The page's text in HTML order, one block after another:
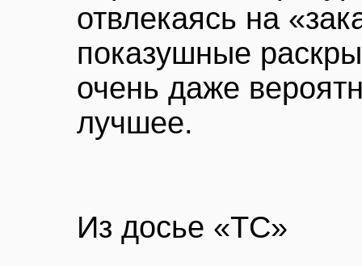
отвлекаясь на
показушные
очень даже
лучшее.
Из досье «ТС»